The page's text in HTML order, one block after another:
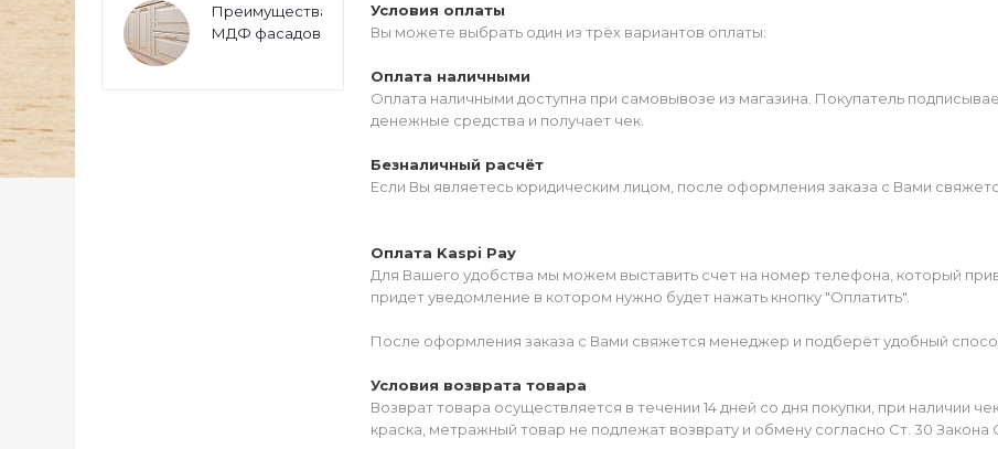
Преимущества
МДФ фасадов
Условия оплаты
Вы можете выбрать один из трёх вариантов оплаты:
Оплата наличными
Оплата наличными доступна при самовывозе из магазина. Покупатель
денежные средства и получает чек.
Безналичный расчёт
Если Вы являетесь юридическим лицом, после оформления заказа с Вами
Оплата Kaspi Pay
Для Вашего удобства мы можем выставить счет на номер телефона, который
придет уведомление в котором нужно будет нажать кнопку "Оплатить".
После оформления заказа с Вами свяжется менеджер и подберёт удобный
Условия возврата товара
Возврат товара осуществляется в течении 14 дней со дня покупки, при наличии
краска, метражный товар не подлежат возврату и обмену согласно Ст. 30